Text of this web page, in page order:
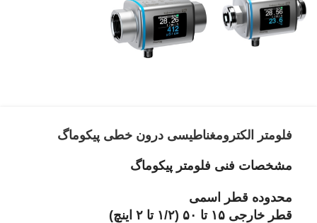
فلومتر الکترومغناطیسی درون خطی پیکوماگ
مشخصات فنی فلومتر پیکوماگ
محدوده قطر اسمی
قطر خارجی ۱۵ تا ۵۰ (۱/۲ تا ۲ اینچ)